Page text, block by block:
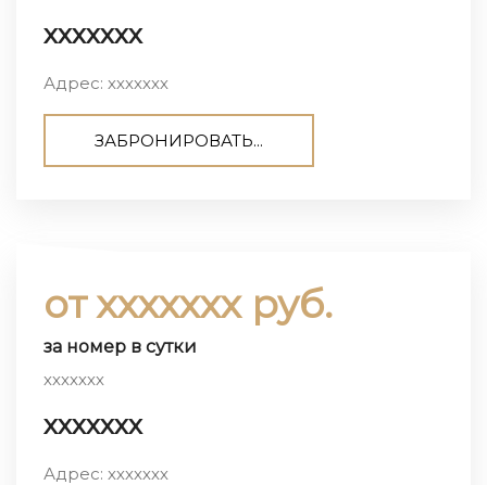
ххххххх
Адрес: ххххххх
ЗАБРОНИРОВАТЬ...
от ххххххх руб.
за номер в сутки
ххххххх
ххххххх
Адрес: ххххххх